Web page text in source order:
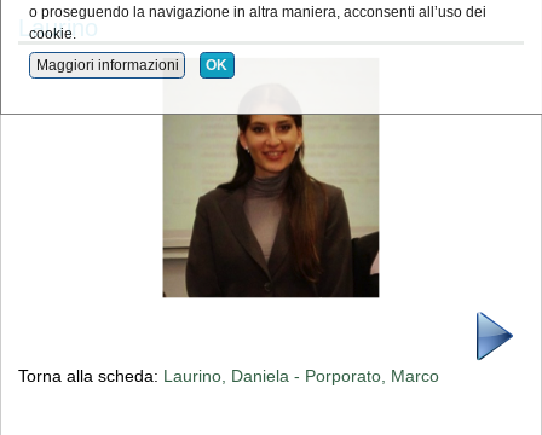
Laurino
Torna alla scheda: Laurino, Daniela - Porporato, Marco
o proseguendo la navigazione in altra maniera, acconsenti all’uso dei
cookie.
Maggiori informazioni OK